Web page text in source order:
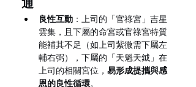
通
良性互動 ：上司的「官祿宮」吉星
雲集，且下屬的命宮或官祿宮特質
能補其不足（如上司紫微需下屬左
輔右弼），下屬的「天魁天鉞」在
上司的相關宮位， 易形成提攜與感
恩的良性循環。